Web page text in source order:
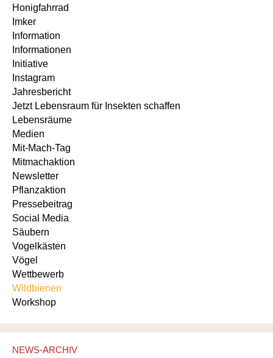
Honigfahrrad
Imker
Information
Informationen
Initiative
Instagram
Jahresbericht
Jetzt Lebensraum für Insekten schaffen
Lebensräume
Medien
Mit-Mach-Tag
Mitmachaktion
Newsletter
Pflanzaktion
Pressebeitrag
Social Media
Säubern
Vogelkästen
Vögel
Wettbewerb
Wildbienen
Workshop
NEWS-ARCHIV